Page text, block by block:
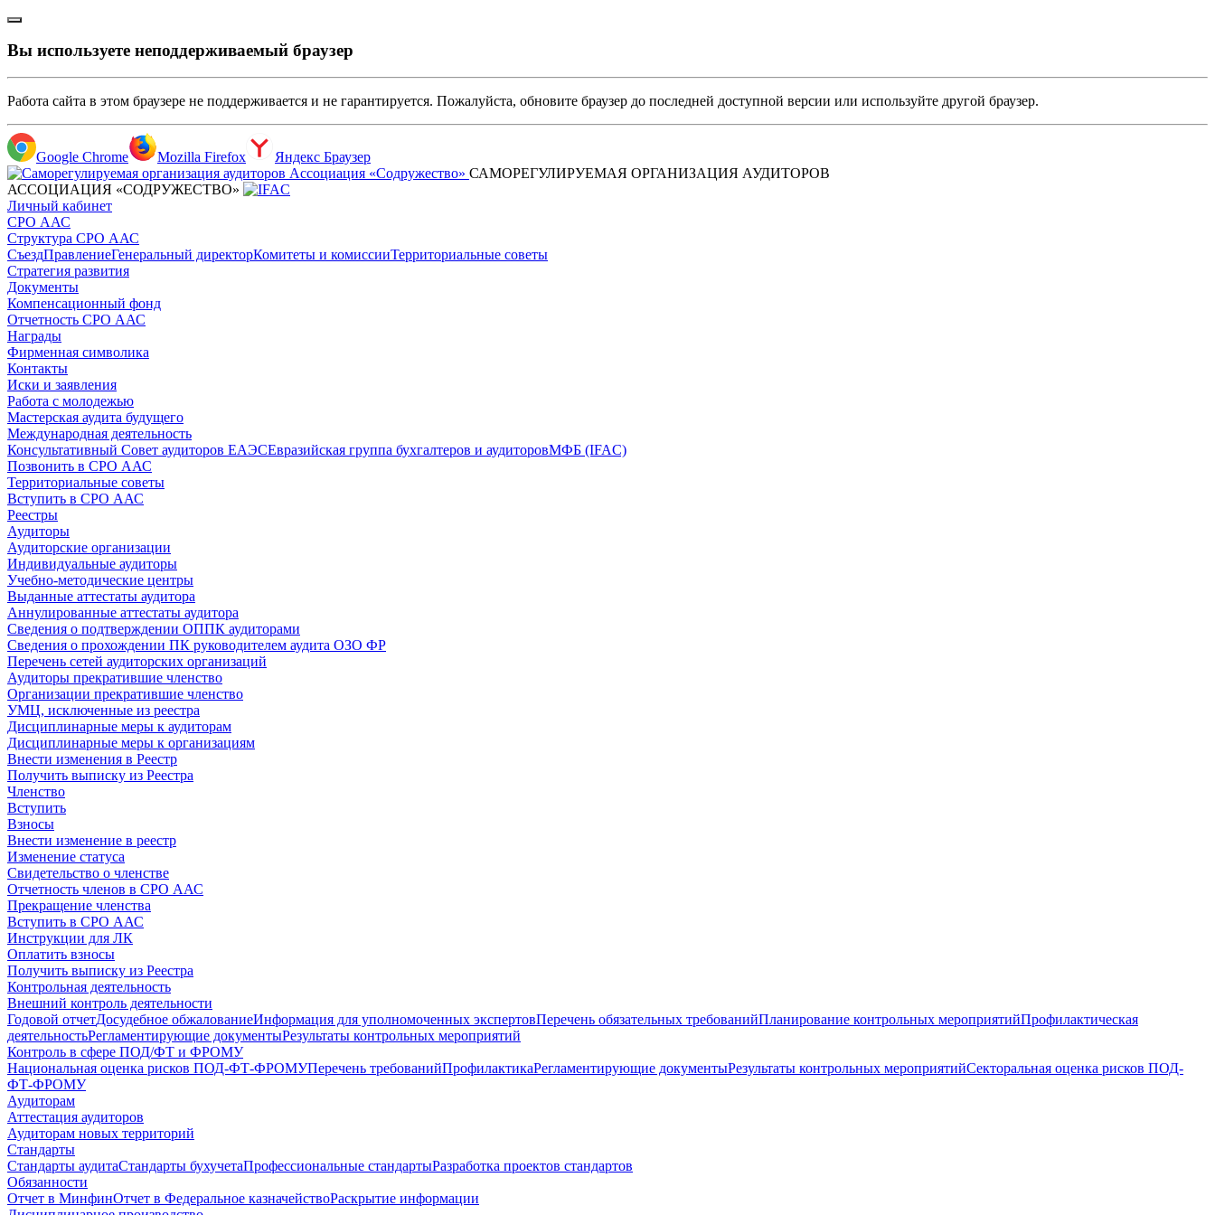
Вы используете неподдерживаемый браузер
Работа сайта в этом браузере не поддерживается и не гарантируется. Пожалуйста, обновите браузер до последней доступной версии или используйте другой браузер.
Google Chrome Mozilla Firefox
Яндекс Браузер
САМОРЕГУЛИРУЕМАЯ ОРГАНИЗАЦИЯ АУДИТОРОВ
АССОЦИАЦИЯ «СОДРУЖЕСТВО»
Личный кабинет
СРО ААС
Структура СРО ААС
СъездПравлениеГенеральный директорКомитеты и комиссииТерриториальные советы
Стратегия развития
Документы
Компенсационный фонд
Отчетность СРО ААС
Награды
Фирменная символика
Контакты
Иски и заявления
Работа с молодежью
Мастерская аудита будущего
Международная деятельность
Консультативный Совет аудиторов ЕАЭСЕвразийская группа бухгалтеров и аудиторовМФБ (IFAC)
Позвонить в СРО ААС
Территориальные советы
Вступить в СРО ААС
Реестры
Аудиторы
Аудиторские организации
Индивидуальные аудиторы
Учебно-методические центры
Выданные аттестаты аудитора
Аннулированные аттестаты аудитора
Сведения о подтверждении ОППК аудиторами
Сведения о прохождении ПК руководителем аудита ОЗО ФР
Перечень сетей аудиторских организаций
Аудиторы прекратившие членство
Организации прекратившие членство
УМЦ, исключенные из реестра
Дисциплинарные меры к аудиторам
Дисциплинарные меры к организациям
Внести изменения в Реестр
Получить выписку из Реестра
Членство
Вступить
Взносы
Внести изменение в реестр
Изменение статуса
Свидетельство о членстве
Отчетность членов в СРО ААС
Прекращение членства
Вступить в СРО ААС
Инструкции для ЛК
Оплатить взносы
Получить выписку из Реестра
Контрольная деятельность
Внешний контроль деятельности
Годовой отчетДосудебное обжалованиеИнформация для уполномоченных экспертовПеречень обязательных требованийПланирование контрольных мероприятийПрофилактическая
деятельностьРегламентирующие документыРезультаты контрольных мероприятий
Контроль в сфере ПОД/ФТ и ФРОМУ
Национальная оценка рисков ПОД-ФТ-ФРОМУПеречень требованийПрофилактикаРегламентирующие документыРезультаты контрольных мероприятийСекторальная оценка рисков ПОД-
ФТ-ФРОМУ
Аудиторам
Аттестация аудиторов
Аудиторам новых территорий
Стандарты
Стандарты аудитаСтандарты бухучетаПрофессиональные стандартыРазработка проектов стандартов
Обязанности
Отчет в МинфинОтчет в Федеральное казначействоРаскрытие информации